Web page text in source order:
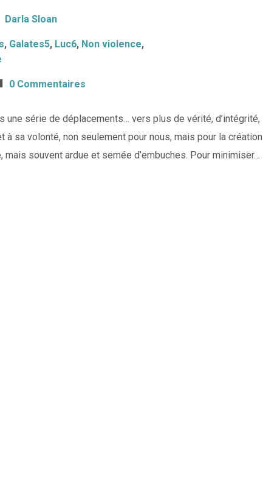
Darla Sloan
, Galates5, Luc6, Non violence,
0 Commentaires
une série de déplacements… vers plus de vérité, d’intégrité,
à sa volonté, non seulement pour nous, mais pour la création
souvent ardue et semée d’embuches. Pour minimiser…